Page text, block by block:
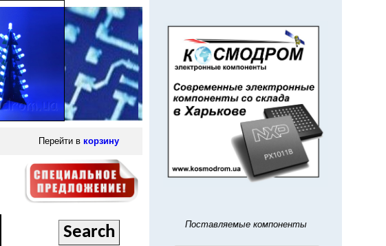
Перейти в корзину
Поставляемые компоненты